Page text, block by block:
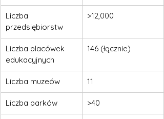
Liczba
przedsiębiorstw
>12,000
Liczba placówek
edukacyjnych
146 (łącznie)
Liczba muzeów 11
Liczba parków >40